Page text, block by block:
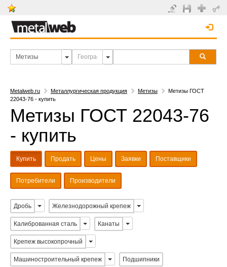
Metalweb.ru Металлургическая продукция Метизы
Метизы ГОСТ
22043-76 - купить
Метизы ГОСТ 22043-76
- купить
Купить Продать Цены Заявки Поставщики
Потребители Производители
Дробь Железнодорожный крепеж
Калиброванная сталь Канаты
Крепеж высокопрочный
Машиностроительный крепеж Подшипники